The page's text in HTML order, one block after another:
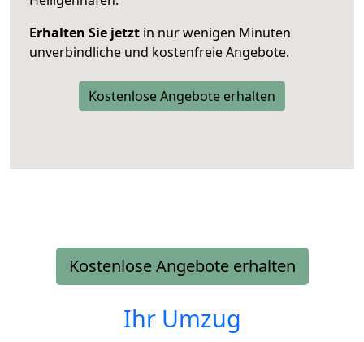
Erhalten Sie jetzt in nur wenigen Minuten
unverbindliche und kostenfreie Angebote.
Kostenlose Angebote erhalten
Kostenlose Angebote erhalten
Ihr Umzug